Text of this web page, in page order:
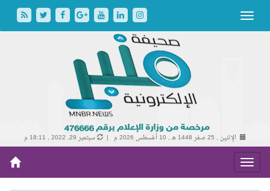
الإثنين , 25 صفر 1448 هـ , 10 أغسطس 2026 م | سبتمبر 29, 2022 , 18:11 م